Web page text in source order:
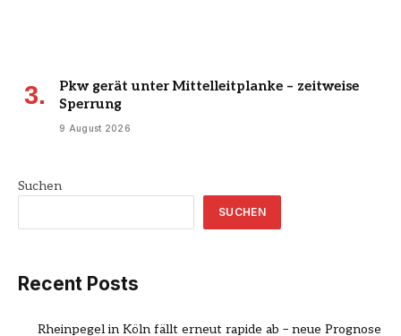
Pkw gerät unter Mittelleitplanke – zeitweise
Sperrung
9 August 2026
Suchen
SUCHEN
Recent Posts
Rheinpegel in Köln fällt erneut rapide ab – neue Prognose